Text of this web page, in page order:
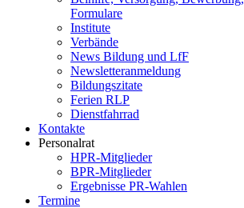
Formulare
Institute
Verbände
News Bildung und LfF
Newsletteranmeldung
Bildungszitate
Ferien RLP
Dienstfahrrad
Kontakte
Personalrat
HPR-Mitglieder
BPR-Mitglieder
Ergebnisse PR-Wahlen
Termine